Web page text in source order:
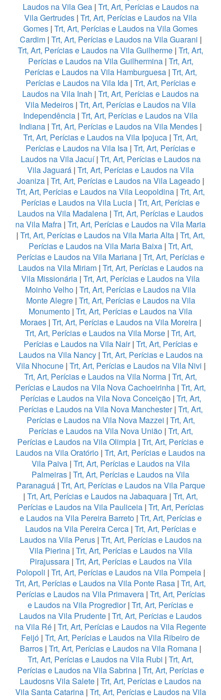
Laudos na Vila Gea| Trt, Art, Perícias e Laudos na
Vila Gertrudes | Trt, Art, Perícias e Laudos na Vila
Gomes | Trt, Art, Perícias e Laudos na Vila Gomes
Cardim| Trt, Art, Perícias e Laudos na Vila Guarani |
Trt, Art, Perícias e Laudos na Vila Guilherme | Trt, Art,
Perícias e Laudos na Vila Guilhermina| Trt, Art,
Perícias e Laudos na Vila Hamburguesa| Trt, Art,
Perícias e Laudos na Vila Ida| Trt, Art, Perícias e
Laudos na Vila Inah | Trt, Art, Perícias e Laudos na
Vila Medeiros | Trt, Art, Perícias e Laudos na Vila
Independência | Trt, Art, Perícias e Laudos na Vila
Indiana | Trt, Art, Perícias e Laudos na Vila Mendes |
Trt, Art, Perícias e Laudos na Vila Ipojuca | Trt, Art,
Perícias e Laudos na Vila Isa | Trt, Art, Perícias e
Laudos na Vila Jacuí| Trt, Art, Perícias e Laudos na
Vila Jaguará | Trt, Art, Perícias e Laudos na Vila
Joaniza| Trt, Art, Perícias e Laudos na Vila Lageado|
Trt, Art, Perícias e Laudos na Vila Leopoldina | Trt, Art,
Perícias e Laudos na Vila Lucia | Trt, Art, Perícias e
Laudos na Vila Madalena | Trt, Art, Perícias e Laudos
na Vila Mafra | Trt, Art, Perícias e Laudos na Vila Maria
| Trt, Art, Perícias e Laudos na Vila Maria Alta | Trt, Art,
Perícias e Laudos na Vila Maria Baixa| Trt, Art,
Perícias e Laudos na Vila Mariana| Trt, Art, Perícias e
Laudos na Vila Miriam| Trt, Art, Perícias e Laudos na
Vila Missionária | Trt, Art, Perícias e Laudos na Vila
Moinho Velho | Trt, Art, Perícias e Laudos na Vila
Monte Alegre| Trt, Art, Perícias e Laudos na Vila
Monumento | Trt, Art, Perícias e Laudos na Vila
Moraes| Trt, Art, Perícias e Laudos na Vila Moreira|
Trt, Art, Perícias e Laudos na Vila Morse | Trt, Art,
Perícias e Laudos na Vila Nair| Trt, Art, Perícias e
Laudos na Vila Nancy| Trt, Art, Perícias e Laudos na
Vila Nhocune| Trt, Art, Perícias e Laudos na Vila Nivi |
Trt, Art, Perícias e Laudos na Vila Norma | Trt, Art,
Perícias e Laudos na Vila Nova Cachoeirinha | Trt, Art,
Perícias e Laudos na Vila Nova Conceição| Trt, Art,
Perícias e Laudos na Vila Nova Manchester| Trt, Art,
Perícias e Laudos na Vila Nova Mazzei | Trt, Art,
Perícias e Laudos na Vila Nova União| Trt, Art,
Perícias e Laudos na Vila Olimpia | Trt, Art, Perícias e
Laudos na Vila Oratório | Trt, Art, Perícias e Laudos na
Vila Paiva| Trt, Art, Perícias e Laudos na Vila
Palmeiras | Trt, Art, Perícias e Laudos na Vila
Paranaguá| Trt, Art, Perícias e Laudos na Vila Parque
| Trt, Art, Perícias e Laudos na Jabaquara | Trt, Art,
Perícias e Laudos na Vila Pauliceia| Trt, Art, Perícias
e Laudos na Vila Pereira Barreto| Trt, Art, Perícias e
Laudos na Vila Pereira Cerca| Trt, Art, Perícias e
Laudos na Vila Perus| Trt, Art, Perícias e Laudos na
Vila Pierina| Trt, Art, Perícias e Laudos na Vila
Pirajussara| Trt, Art, Perícias e Laudos na Vila
Polopoli | Trt, Art, Perícias e Laudos na Vila Pompeia|
Trt, Art, Perícias e Laudos na Vila Ponte Rasa | Trt, Art,
Perícias e Laudos na Vila Primavera| Trt, Art, Perícias
e Laudos na Vila Progredior| Trt, Art, Perícias e
Laudos na Vila Prudente | Trt, Art, Perícias e Laudos
na Vila Ré | Trt, Art, Perícias e Laudos na Vila Regente
Feijó | Trt, Art, Perícias e Laudos na Vila Ribeiro de
Barros | Trt, Art, Perícias e Laudos na Vila Romana |
Trt, Art, Perícias e Laudos na Vila Rubi | Trt, Art,
Perícias e Laudos na Vila Sabrina| Trt, Art, Perícias e
Laudosns Vila Salete | Trt, Art, Perícias e Laudos na
Vila Santa Catarina| Trt, Art, Perícias e Laudos na Vila